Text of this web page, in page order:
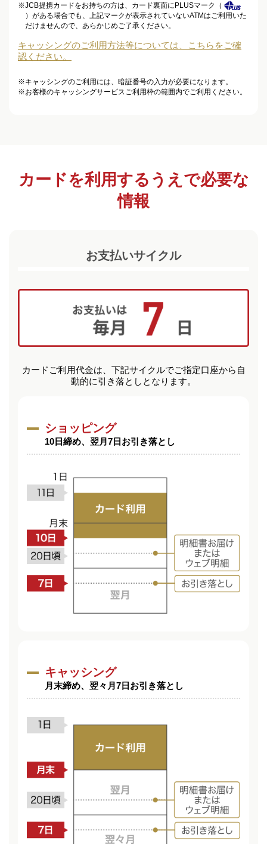
※JCB提携カードをお持ちの方は、カード裏面にPLUSマーク（
）がある場合でも、上記マークが表示されていないATMはご利用いた
だけませんので、あらかじめご了承ください。
キャッシングのご利用方法等については、こちらをご確
認ください。
※キャッシングのご利用には、暗証番号の入力が必要になります。
※お客様のキャッシングサービスご利用枠の範囲内でご利用ください。
カードを利用するうえで必要な
情報
お支払いサイクル
カードご利用代金は、下記サイクルでご指定口座から自
動的に引き落としとなります。
ショッピング
10日締め、翌月7日お引き落とし
キャッシング
月末締め、翌々月7日お引き落とし